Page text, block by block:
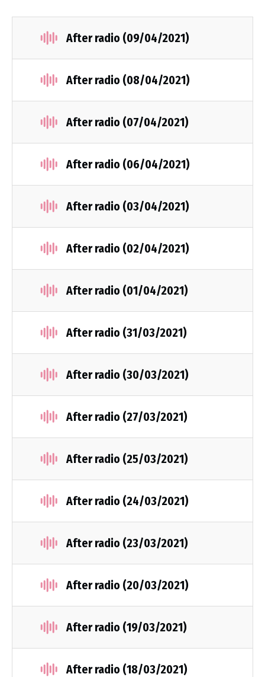
After radio (09/04/2021)
After radio (08/04/2021)
After radio (07/04/2021)
After radio (06/04/2021)
After radio (03/04/2021)
After radio (02/04/2021)
After radio (01/04/2021)
After radio (31/03/2021)
After radio (30/03/2021)
After radio (27/03/2021)
After radio (25/03/2021)
After radio (24/03/2021)
After radio (23/03/2021)
After radio (20/03/2021)
After radio (19/03/2021)
After radio (18/03/2021)